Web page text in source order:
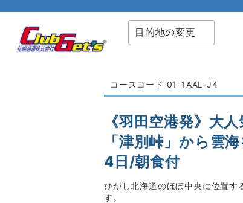
目的地の変更
コースコード 01-1AAL-J4
《羽田空港発》大
「津別峠」から雲
4日/朝食付
ひがし北海道のほぼ中央に位置す
す。